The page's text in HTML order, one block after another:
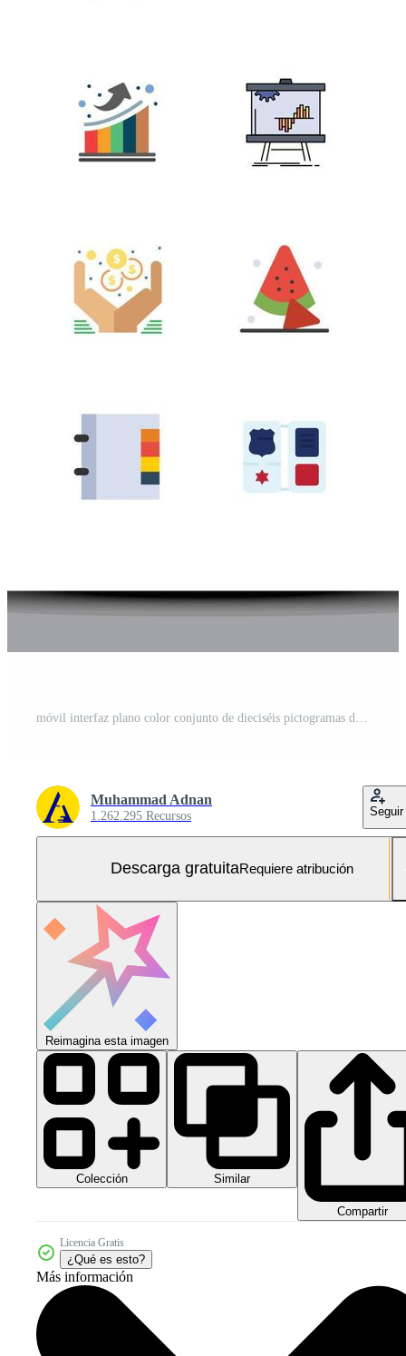
Muhammad Adnan
1.262.295 Recursos Seguir
Descarga gratuitaRequiere atribución
Reimagina esta imagen
Colección Similar
Compartir
Licencia Gratis
¿Qué es esto?
Más información